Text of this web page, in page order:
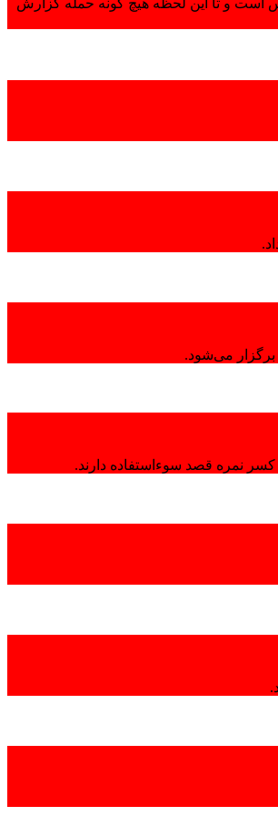
است و تا این لحظه هیچ گونه حمله گزارش
برگزار می‌شود.
کسر نمره قصد سوءاستفاده دارند.